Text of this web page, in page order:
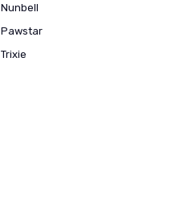
Nunbell
Pawstar
Trixie